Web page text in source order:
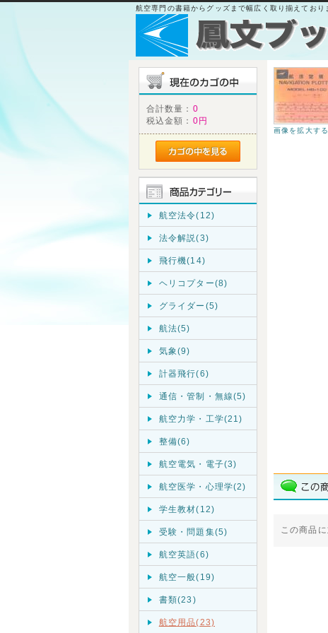
航空専門の書籍からグッズまで幅広く取り揃えており
合計数量： 0
税込金額： 0円
航空法令(12)
法令解説(3)
飛行機(14)
ヘリコプター(8)
グライダー(5)
航法(5)
気象(9)
計器飛行(6)
通信・管制・無線(5)
航空力学・工学(21)
整備(6)
航空電気・電子(3)
航空医学・心理学(2)
学生教材(12)
受験・問題集(5)
航空英語(6)
航空一般(19)
書類(23)
航空用品(23)
画像を拡大する
この商品